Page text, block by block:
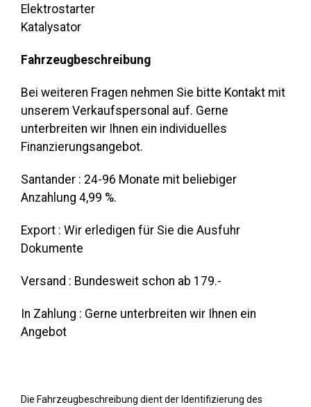
Elektrostarter
Katalysator
Fahrzeugbeschreibung
Bei weiteren Fragen nehmen Sie bitte Kontakt mit
unserem Verkaufspersonal auf. Gerne
unterbreiten wir Ihnen ein individuelles
Finanzierungsangebot.
Santander : 24-96 Monate mit beliebiger
Anzahlung 4,99 %.
Export : Wir erledigen für Sie die Ausfuhr
Dokumente
Versand : Bundesweit schon ab 179.-
In Zahlung : Gerne unterbreiten wir Ihnen ein
Angebot
Die Fahrzeugbeschreibung dient der Identifizierung des